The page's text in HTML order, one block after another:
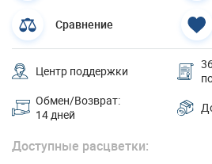
Сравнение
Центр поддержки
Обмен/Возврат:
14 дней
Доступные расцветки: